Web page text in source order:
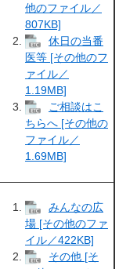
他のファイル／
807KB]
休日の当番
医等 [その他のフ
ァイル／
1.19MB]
ご相談はこ
ちらへ [その他の
ファイル／
1.69MB]
みんなの広
場 [その他のファ
イル／422KB]
その他 [そ